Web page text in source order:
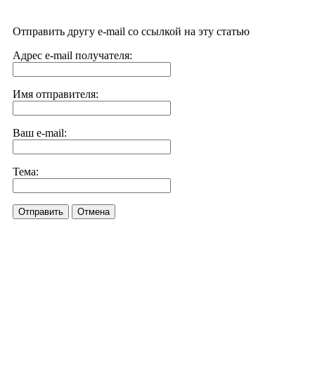
Отправить другу e-mail со ссылкой на эту статью
Адрес e-mail получателя:
Имя отправителя:
Ваш e-mail:
Тема:
Отправить Отмена